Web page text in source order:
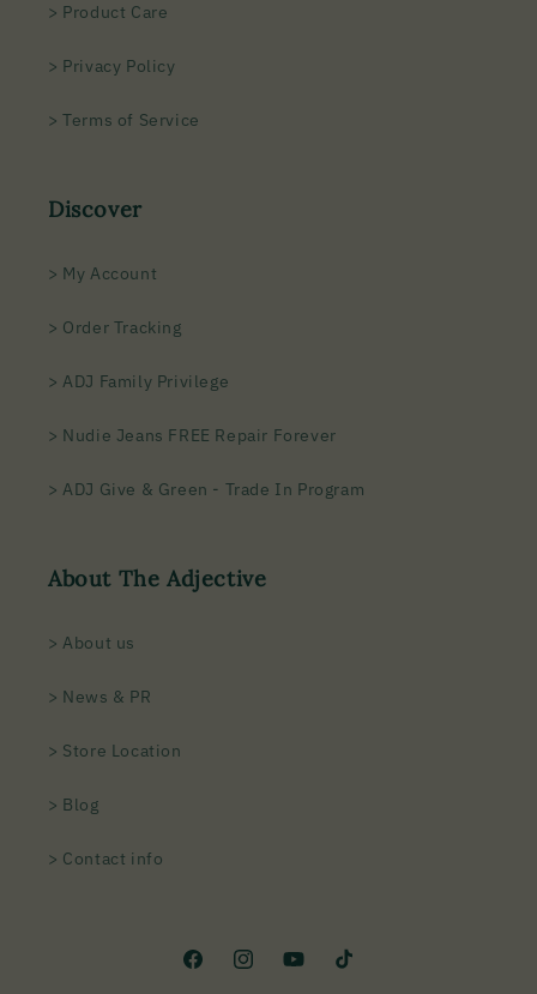
> Product Care
> Privacy Policy
> Terms of Service
Discover
> My Account
> Order Tracking
> ADJ Family Privilege
> Nudie Jeans FREE Repair Forever
> ADJ Give & Green - Trade In Program
About The Adjective
> About us
> News & PR
> Store Location
> Blog
> Contact info
FacebookInstagramYouTubeTikTok